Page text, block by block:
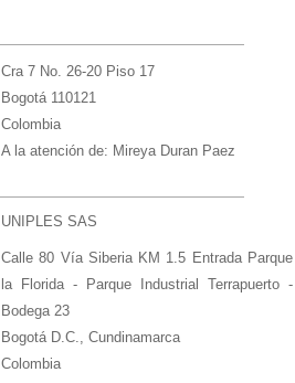
Cra 7 No. 26-20 Piso 17
Bogotá 110121
Colombia
A la atención de: Mireya Duran Paez
UNIPLES SAS
Calle 80 Vía Siberia KM 1.5 Entrada Parque
la Florida - Parque Industrial Terrapuerto -
Bodega 23
Bogotá D.C., Cundinamarca
Colombia